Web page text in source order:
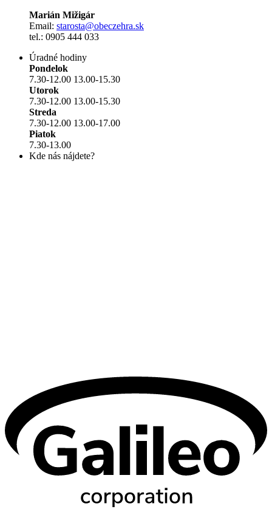
Marián Mižigár
Email: starosta@obeczehra.sk
tel.: 0905 444 033
Úradné hodiny
Pondelok
7.30-12.00 13.00-15.30
Utorok
7.30-12.00 13.00-15.30
Streda
7.30-12.00 13.00-17.00
Piatok
7.30-13.00
Kde nás nájdete?